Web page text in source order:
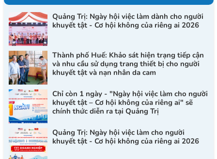
Quảng Trị: Ngày hội việc làm dành cho người
khuyết tật - Cơ hội không của riêng ai 2026
Thành phố Huế: Khảo sát hiện trạng tiếp cận
và nhu cầu sử dụng trang thiết bị cho người
khuyết tật và nạn nhân da cam
Chỉ còn 1 ngày - "Ngày hội việc làm cho người
khuyết tật – Cơ hội không của riêng ai" sẽ
chính thức diễn ra tại Quảng Trị
Quảng Trị: Ngày hội việc làm cho người
khuyết tật - Cơ hội không của riêng ai 2026